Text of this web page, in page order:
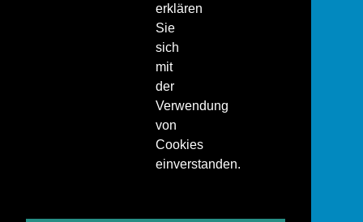
erklären
Sie
sich
mit
der
Verwendung
von
Cookies
einverstanden.